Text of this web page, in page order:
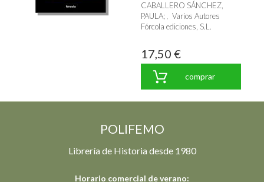
CABALLERO SÁNCHEZ,
PAULA;
Varios Autores
Fórcola ediciones, S.L.
17,50 €
comprar
POLIFEMO
Librería de Historia desde 1980
Horario comercial de verano: